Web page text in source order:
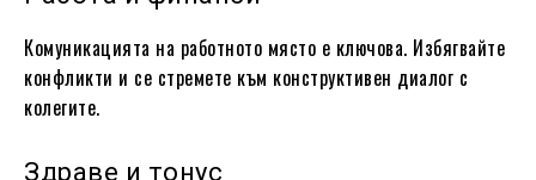
Комуникацията на работното място е ключова. Избягвайте
конфликти и се стремете към конструктивен диалог с
колегите.
Здраве и тонус